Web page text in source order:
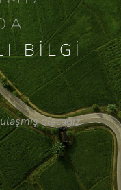
BILGI
olacağız.